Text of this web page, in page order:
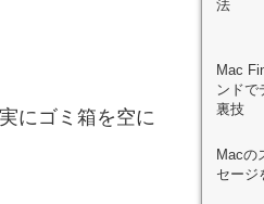
にゴミ箱を空に
法
Mac
ンドで
裏技
Macの
セージ